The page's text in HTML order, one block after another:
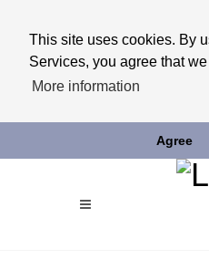
This site uses cookies. By
Services, you agree that
More information
Agree